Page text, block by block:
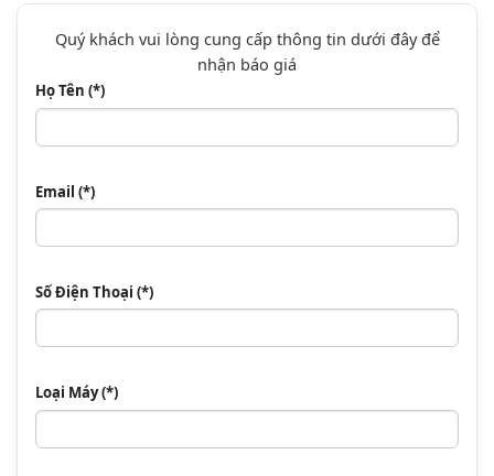
Quý khách vui lòng cung cấp thông tin dưới đây để
nhận báo giá
Họ Tên (*)
Email (*)
Số Điện Thoại (*)
Loại Máy (*)